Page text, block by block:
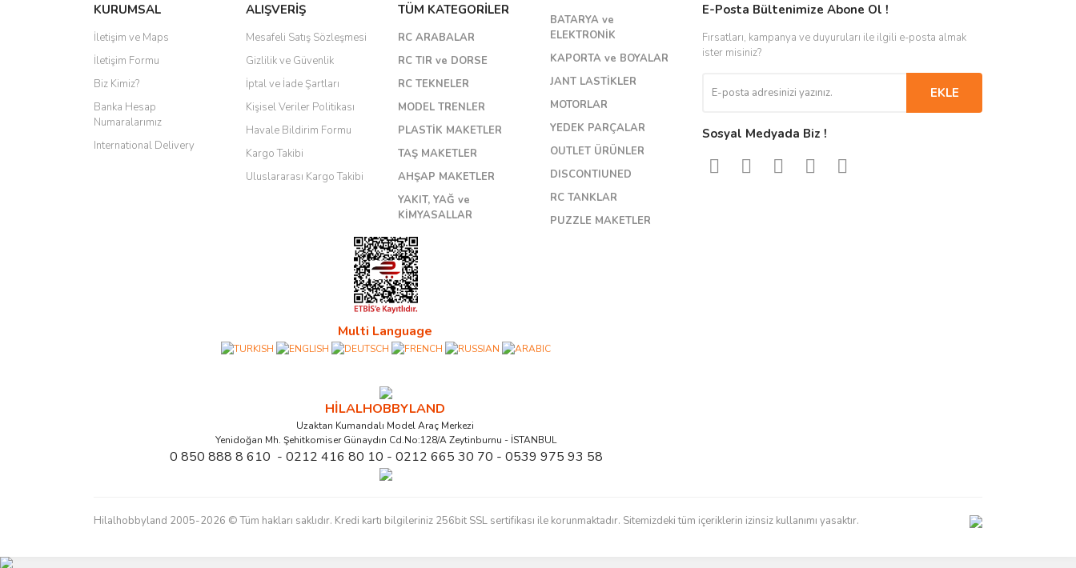
Yorum Yaz
KURUMSAL
İletişim ve Maps
İletişim Formu
Biz Kimiz?
Banka Hesap
Numaralarımız
International Delivery
ALIŞVERİŞ
Mesafeli Satış Sözleşmesi
Gizlilik ve Güvenlik
İptal ve İade Şartları
Kişisel Veriler Politikası
Havale Bildirim Formu
Kargo Takibi
Uluslararası Kargo Takibi
TÜM KATEGORİLER
RC ARABALAR
RC TIR ve DORSE
RC TEKNELER
MODEL TRENLER
PLASTİK MAKETLER
TAŞ MAKETLER
AHŞAP MAKETLER
YAKIT, YAĞ ve
KİMYASALLAR
BATARYA ve
ELEKTRONİK
KAPORTA ve BOYALAR
JANT LASTİKLER
MOTORLAR
YEDEK PARÇALAR
OUTLET ÜRÜNLER
DISCONTIUNED
RC TANKLAR
PUZZLE MAKETLER
Multi Language
HİLALHOBBYLAND
Uzaktan Kumandalı Model Araç Merkezi
Yenidoğan Mh. Şehitkomiser Günaydın Cd.No:128/A Zeytinburnu - İSTANBUL
0 850 888 8 610 - 0212 416 80 10 - 0212 665 30 70 - 0539 975 93 58
E-Posta Bültenimize Abone Ol !
Fırsatları, kampanya ve duyuruları ile ilgili e-posta almak
ister misiniz?
EKLE
Sosyal Medyada Biz !
Hilalhobbyland 2005-2026 © Tüm hakları saklıdır. Kredi kartı bilgileriniz 256bit SSL sertifikası ile korunmaktadır. Sitemizdeki tüm içeriklerin izinsiz kullanımı yasaktır.